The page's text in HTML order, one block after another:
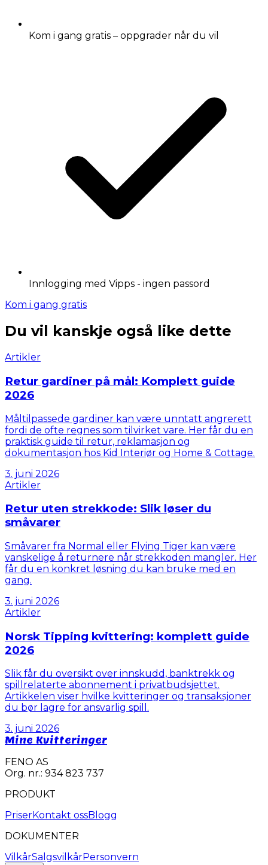
Kom i gang gratis – oppgrader når du vil
Innlogging med Vipps - ingen passord
Kom i gang gratis
Du vil kanskje også like dette
Artikler
Retur gardiner på mål: Komplett guide
2026
Måltilpassede gardiner kan være unntatt angrerett
fordi de ofte regnes som tilvirket vare. Her får du en
praktisk guide til retur, reklamasjon og
dokumentasjon hos Kid Interiør og Home & Cottage.
3. juni 2026
Artikler
Retur uten strekkode: Slik løser du
småvarer
Småvarer fra Normal eller Flying Tiger kan være
vanskelige å returnere når strekkoden mangler. Her
får du en konkret løsning du kan bruke med en
gang.
3. juni 2026
Artikler
Norsk Tipping kvittering: komplett guide
2026
Slik får du oversikt over innskudd, banktrekk og
spillrelaterte abonnement i privatbudsjettet.
Artikkelen viser hvilke kvitteringer og transaksjoner
du bør lagre for ansvarlig spill.
3. juni 2026
Mine Kvitteringer
FENO AS
Org. nr.: 934 823 737
PRODUKT
PriserKontakt ossBlogg
DOKUMENTER
VilkårSalgsvilkårPersonvern